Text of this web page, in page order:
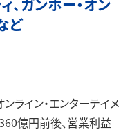
ど
ライン・エンターテイメ
億円前後、営業利益